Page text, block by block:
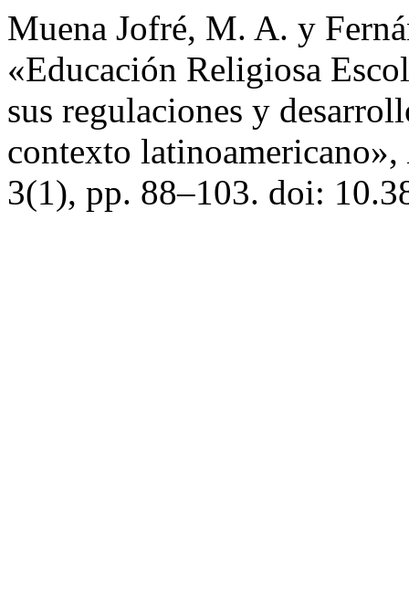
Muena Jofré, M. A. y
«Educación Religiosa
sus regulaciones y
contexto latinoamericano»,
3(1), pp. 88–103. doi: